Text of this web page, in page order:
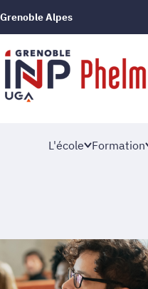
Alpes
L'école Formation